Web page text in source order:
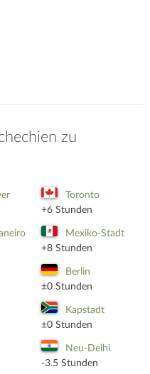
zu
Toronto
+6 Stunden
Mexiko-Stadt
+8 Stunden
Berlin
±0 Stunden
Kapstadt
±0 Stunden
Neu-Delhi
-3.5 Stunden